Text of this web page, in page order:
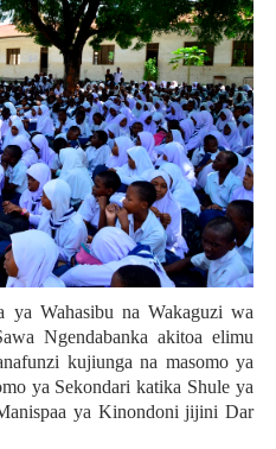
Wahasibu na Wakaguzi wa
Ngendabanka akitoa elimu
kujiunga na masomo ya
ya Sekondari katika Shule ya
ya Kinondoni jijini Dar